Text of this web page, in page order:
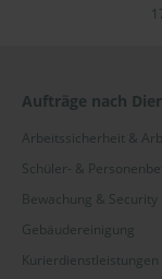
Aufträge nach
Arbeitssicherheit &
Schüler- &
Bewachung & Security
Gebäudereinigung
Kurierdienstleistungen